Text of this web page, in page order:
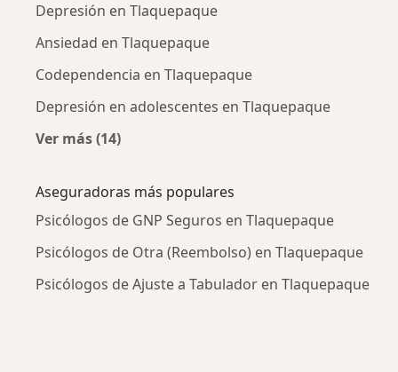
Depresión en Tlaquepaque
Ansiedad en Tlaquepaque
Codependencia en Tlaquepaque
Depresión en adolescentes en Tlaquepaque
Ver más (14)
Aseguradoras más populares
Psicólogos de GNP Seguros en Tlaquepaque
Psicólogos de Otra (Reembolso) en Tlaquepaque
Psicólogos de Ajuste a Tabulador en Tlaquepaque